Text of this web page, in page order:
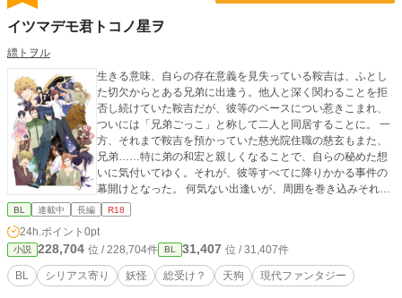
イツマデモ君トコノ星ヲ
縹トヲル
生きる意味、自らの存在意義を見失っている鞍吉は、ふとし
た切欠からとある兄弟に出逢う。他人と深く関わることを拒
否し続けていた鞍吉だが、彼等のペースについ惹きこまれ、
ついには「兄弟ごっこ」と称して二人と同居することに。 一
方、それまで鞍吉を預かっていた慈光院住職の慈玄もまた、
兄弟……特に弟の和宏と親しくなることで、自らの秘めた想
いに気付いてゆく。それが、彼等すべてに降りかかる事件の
幕開けとなった。 何気ない出逢いが、周囲を巻き込みそれぞ
れの運命を大きく変えてゆく。困難を乗り越え、彼等は大切
桜桃愛さんとの共同原案です。 ※fujossy様、ムーンライトノ
ベルス様にも掲載しています。 ※外部リンク登録しておりま
した作品ですが、こちらにも転載、以後同時連載とする事に
いたしました。 外部登録分は削除いたします。お気に入り
BL 連載中 長編 R18
24h.ポイント 0pt
小説 228,704 位 / 228,704件 BL 31,407 位 / 31,407件
BL シリアス寄り 妖怪 総受け？ 天狗 現代ファンタジー